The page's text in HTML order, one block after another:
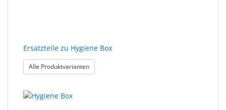
Me
JustMILO
NEED
Ersatzteile zu Hygiene Box
Alle Produktvarianten: Ersatzteile zu Hygiene Box